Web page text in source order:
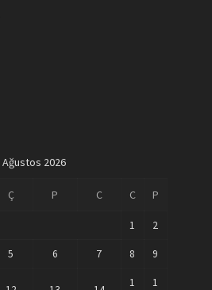
Ağustos 2026
Ç P C C P
1 2
5 6 7 8 9
1 1